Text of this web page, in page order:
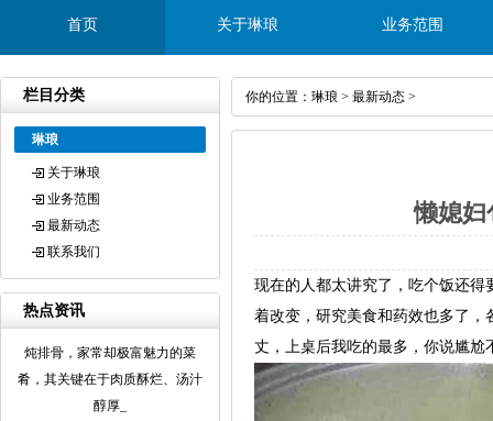
首页 关于琳琅 业务范围
栏目分类
琳琅
关于琳琅
业务范围
最新动态
联系我们
热点资讯
炖排骨，家常却极富魅力的菜
肴，其关键在于肉质酥烂、汤汁
醇厚_
你的位置： 琳琅 > 最新动态 >
懒媳妇
现在的人都太讲究了，吃个饭还
着改变，研究美食和药效也多了
丈，上桌后我吃的最多，你说尴尬